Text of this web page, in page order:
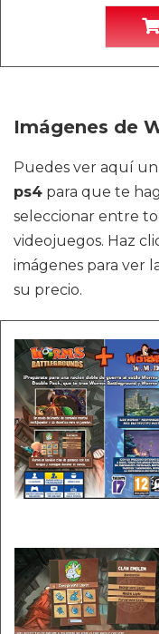
Imágenes de
Puedes ver aquí
ps4 para que te
seleccionar entre
videojuegos. Haz
imágenes para ver
su precio.